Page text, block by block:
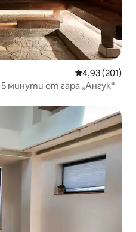
Средна
4,93 (201)
минути от гара „Ангук“